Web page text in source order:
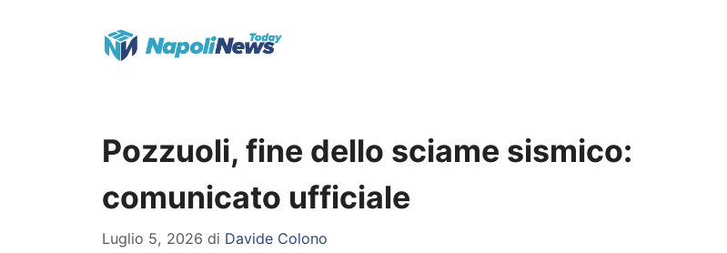
Pozzuoli, fine dello sciame sismico:
comunicato ufficiale
Luglio 5, 2026 di Davide Colono